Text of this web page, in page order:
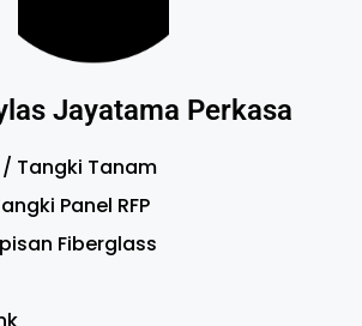
Jayatama Perkasa
Tangki Tanam
Panel RFP
Fiberglass